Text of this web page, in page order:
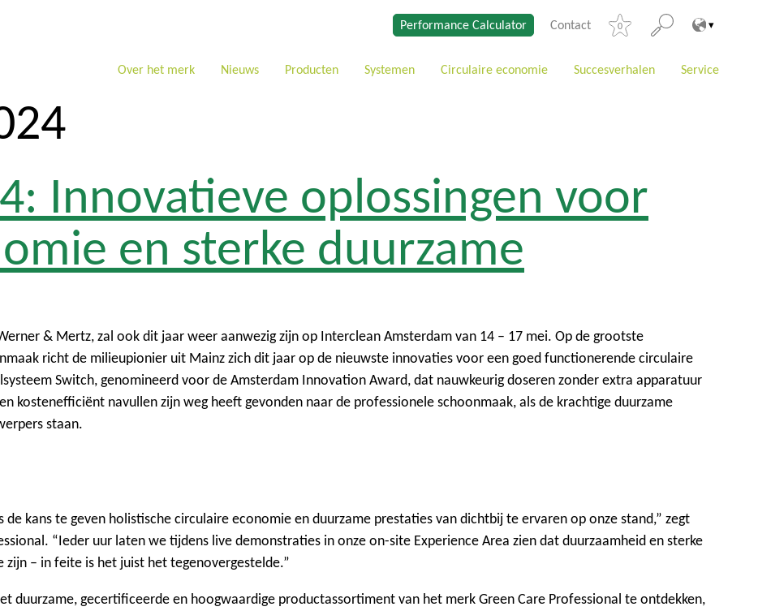
Performance Calculator Contact 0
Over het merk Nieuws Producten Systemen Circulaire economie Succesverhalen Service
Innovatieve oplossingen voor
en sterke duurzame
& Mertz, zal ook dit jaar weer aanwezig zijn op Interclean Amsterdam van 14 – 17 mei. Op de grootste
richt de milieupionier uit Mainz zich dit jaar op de nieuwste innovaties voor een goed functionerende circulaire
Switch, genomineerd voor de Amsterdam Innovation Award, dat nauwkeurig doseren zonder extra apparatuur
kostenefficiënt navullen zijn weg heeft gevonden naar de professionele schoonmaak, als de krachtige duurzame
staan.
kans te geven holistische circulaire economie en duurzame prestaties van dichtbij te ervaren op onze stand,” zegt
“Ieder uur laten we tijdens live demonstraties in onze on-site Experience Area zien dat duurzaamheid en sterke
– in feite is het juist het tegenovergestelde.”
duurzame, gecertificeerde en hoogwaardige productassortiment van het merk Green Care Professional te ontdekken,